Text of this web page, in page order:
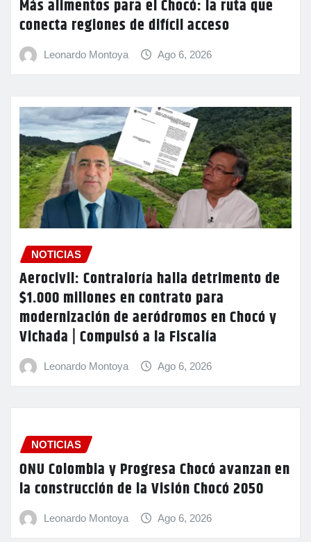
Más alimentos para el Chocó: la ruta que
conecta regiones de difícil acceso
Leonardo Montoya Ago 6, 2026
NOTICIAS
Aerocivil: Contraloría halla detrimento de
$1.000 millones en contrato para
modernización de aeródromos en Chocó y
Vichada | Compulsó a la Fiscalía
Leonardo Montoya Ago 6, 2026
NOTICIAS
ONU Colombia y Progresa Chocó avanzan en
la construcción de la Visión Chocó 2050
Leonardo Montoya Ago 6, 2026